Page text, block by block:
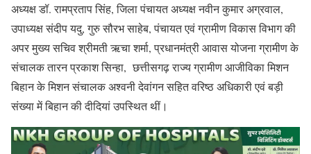
अध्यक्ष डॉ. रामप्रताप सिंह, जिला पंचायत अध्यक्ष नवीन कुमार अग्रवाल,
उपाध्यक्ष संदीप यदु, गुरु सौरभ साहेब, पंचायत एवं ग्रामीण विकास विभाग की
अपर मुख्य सचिव श्रीमती ऋचा शर्मा, प्रधानमंत्री आवास योजना ग्रामीण के
संचालक तारन प्रकाश सिन्हा, छत्तीसगढ़ राज्य ग्रामीण आजीविका मिशन
बिहान के मिशन संचालक अश्वनी देवांगन सहित वरिष्ठ अधिकारी एवं बड़ी
संख्या में बिहान की दीदियां उपस्थित थीं।